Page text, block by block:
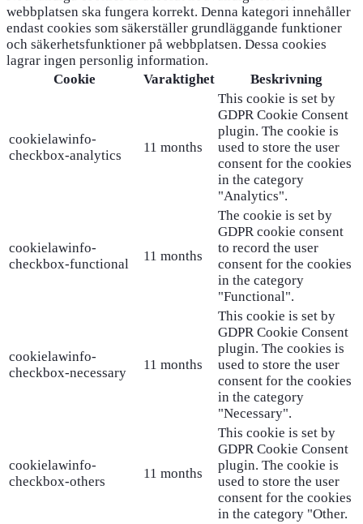
webbplatsen ska fungera korrekt. Denna kategori innehåller
endast cookies som säkerställer grundläggande funktioner
och säkerhetsfunktioner på webbplatsen. Dessa cookies
lagrar ingen personlig information.
Cookie
Varaktighet Beskrivning
cookielawinfo-
checkbox-analytics
11 months
This cookie is set by
GDPR Cookie Consent
plugin. The cookie is
used to store the user
consent for the cookies
in the category
"Analytics".
cookielawinfo-
checkbox-functional
11 months
The cookie is set by
GDPR cookie consent
to record the user
consent for the cookies
in the category
"Functional".
cookielawinfo-
checkbox-necessary
11 months
This cookie is set by
GDPR Cookie Consent
plugin. The cookies is
used to store the user
consent for the cookies
in the category
"Necessary".
cookielawinfo-
checkbox-others
11 months
This cookie is set by
GDPR Cookie Consent
plugin. The cookie is
used to store the user
consent for the cookies
in the category "Other.